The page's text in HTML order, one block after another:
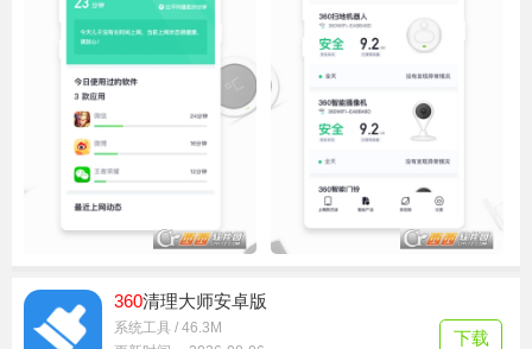
360清理大师安卓版
系统工具 / 46.3M
下载